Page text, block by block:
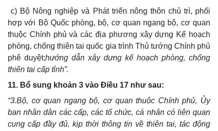
c) Bộ Nông nghiệp và Phát triển nông thôn chủ trì, phối
hợp với Bộ Quốc phòng, bộ, cơ quan ngang bộ, cơ quan
thuộc Chính phủ và các địa phương xây dựng Kế hoạch
phòng, chống thiên tai quốc gia trình Thủ tướng Chính phủ
phê duyệt;hướng dẫn xây dựng kế hoạch phòng, chống
thiên tai cấp tỉnh”.
11. Bổ sung khoản 3 vào Điều 17 như sau:
“3.Bộ, cơ quan ngang bộ, cơ quan thuộc Chính phủ, Ủy
ban nhân dân các cấp, các tổ chức, cá nhân có liên quan
cung cấp đầy đủ, kịp thời thông tin về thiên tai, tác động